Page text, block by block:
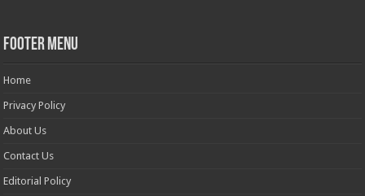
Footer Menu
Home
Privacy Policy
About Us
Contact Us
Editorial Policy